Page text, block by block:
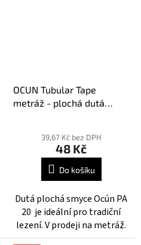
OCUN Tubular Tape
metráž - plochá dutá
39,67 Kč bez DPH
48 Kč
Do košíku
Dutá plochá smyce Ocún PA
20 je ideální pro tradiční
lezení. V prodeji na metráž.